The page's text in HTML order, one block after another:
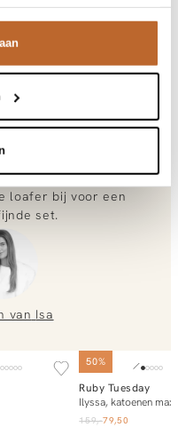
vanaf €99. Alle
een track & trace-code,
Bestel je voor 21:45
vandaag nog
of heb je hulp nodig bij
klantenservice staat
.
look
wijde mouwen is een
kortere pasvorm valt
Het contrast tussen het
zorgt voor een modern
loafer bij voor een
set.
van Isa
50%
In
Ruby Tuesday
Ilyssa, katoenen
159,-79,50